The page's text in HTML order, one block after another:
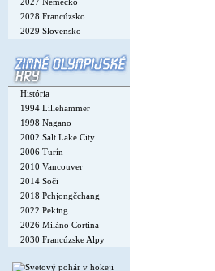
2028 Francúzsko
2029 Slovensko
História
1994 Lillehammer
1998 Nagano
2002 Salt Lake City
2006 Turín
2010 Vancouver
2014 Soči
2018 Pchjongčchang
2022 Peking
2026 Miláno Cortina
2030 Francúzske Alpy